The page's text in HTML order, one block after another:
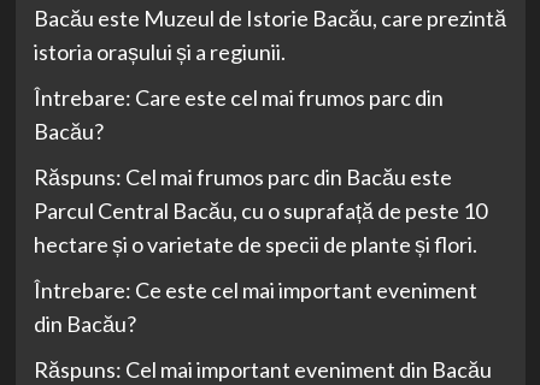
Bacău este Muzeul de Istorie Bacău, care prezintă
istoria orașului și a regiunii.
Întrebare: Care este cel mai frumos parc din
Bacău?
Răspuns: Cel mai frumos parc din Bacău este
Parcul Central Bacău, cu o suprafață de peste 10
hectare și o varietate de specii de plante și flori.
Întrebare: Ce este cel mai important eveniment
din Bacău?
Răspuns: Cel mai important eveniment din Bacău